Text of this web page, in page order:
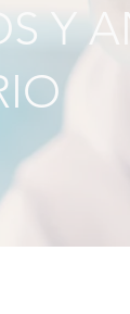
Y